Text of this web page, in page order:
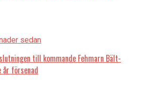
sedan
till kommande Fehmarn Bält-
försenad